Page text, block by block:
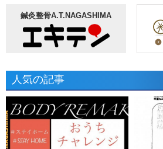
鍼灸整骨A.T.NAGASHIMA
人気の記事